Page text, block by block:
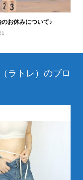
お休みについて♪
ラトレ）のブロ